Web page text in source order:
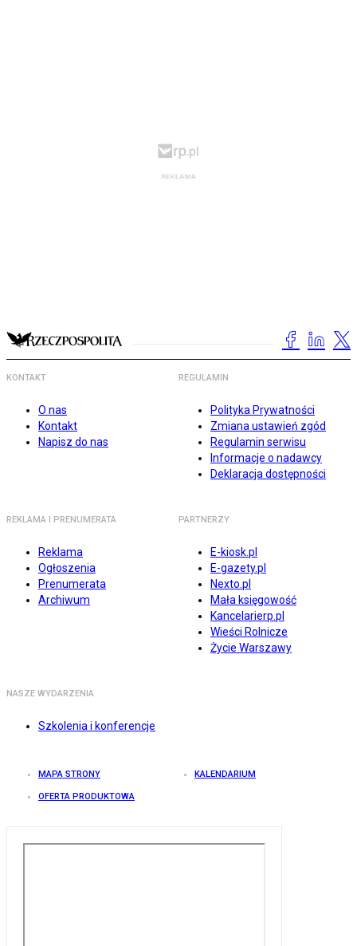
KONTAKT
O nas
Kontakt
Napisz do nas
REGULAMIN
Polityka Prywatności
Zmiana ustawień zgód
Regulamin serwisu
Informacje o nadawcy
Deklaracja dostępności
REKLAMA I PRENUMERATA
Reklama
Ogłoszenia
Prenumerata
Archiwum
PARTNERZY
E-kiosk.pl
E-gazety.pl
Nexto.pl
Mała księgowość
Kancelarierp.pl
Wieści Rolnicze
Życie Warszawy
NASZE WYDARZENIA
Szkolenia i konferencje
MAPA STRONY KALENDARIUM
OFERTA PRODUKTOWA